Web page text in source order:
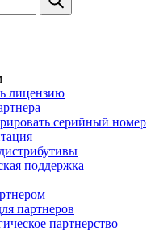
лицензию
серийный номер
поддержка
партнеров
партнерство